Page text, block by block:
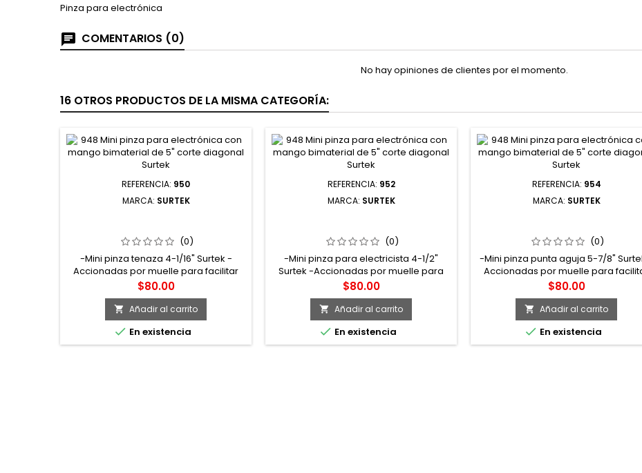
Pinza para electrónica
COMENTARIOS (0)
No hay opiniones de clientes por el momento.
16 OTROS PRODUCTOS DE LA MISMA CATEGORÍA:
REFERENCIA: 950
MARCA: SURTEK
CORTE TRANSVERSAL SURTEK
(0)
-Mini pinza tenaza 4-1/16" Surtek -
Accionadas por muelle para facilitar
uso -Forjadas en acero al cromo
vanadio -Maneral bimaterial -Ideal
para trabajos de electrónica
Precio
$80.00
 Añadir al carrito
 En existencia
REFERENCIA: 952
MARCA: SURTEK
CORTE LATERAL SURTEK
(0)
-Mini pinza para electricista 4-1/2"
Surtek -Accionadas por muelle para
facilitar uso -Forjadas en acero al
cromo vanadio -Maneral bimaterial -
Ideal para trabajos de electrónica
Precio
$80.00
 Añadir al carrito
 En existencia
REFERENCIA: 954
MARCA: SURTEK
PUNTA AGUJA SURTEK
(0)
-Mini pinza punta aguja 5-7/8"
Accionadas por muelle para
uso -Forjadas en acero al cromo
vanadio -Maneral bimaterial -Ideal
para trabajos de electrónica
Precio
$80.00
 Añadir al carrito
 En existencia